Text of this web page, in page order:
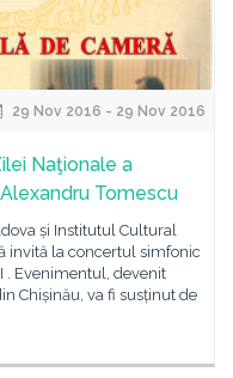
29 Nov 2016 - 29 Nov 2016
Naţionale a
Tomescu
și Institutul Cultural
invită la concertul simfonic
. Evenimentul, devenit
Chișinău, va fi susținut de